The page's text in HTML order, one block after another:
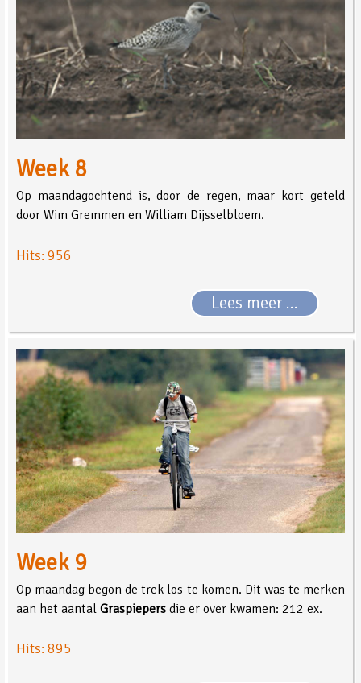
Week 8
Op maandagochtend is, door de regen, maar kort geteld
door Wim Gremmen en William Dijsselbloem.
Hits: 956
Lees meer …
Week 9
Op maandag begon de trek los te komen. Dit was te merken
aan het aantalGraspiepers die er over kwamen: 212 ex.
Hits: 895